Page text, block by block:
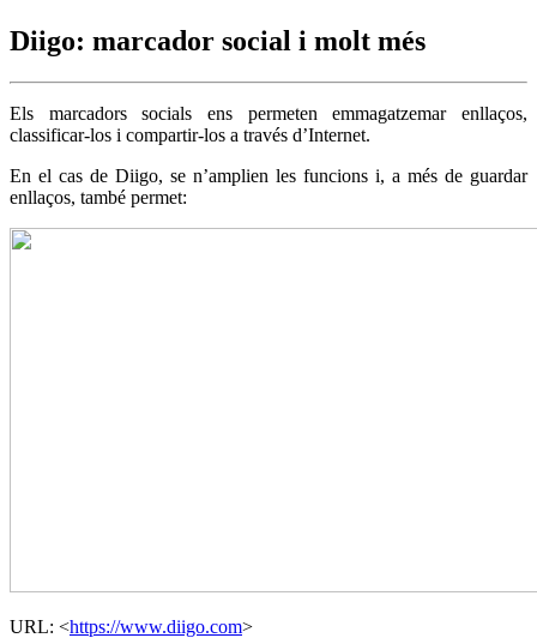
Diigo: marcador social i molt més
Els marcadors socials ens permeten emmagatzemar enllaços,
classificar-los i compartir-los a través d’Internet.
En el cas de Diigo, se n’amplien les funcions i, a més de guardar
enllaços, també permet:
URL: <https://www.diigo.com>